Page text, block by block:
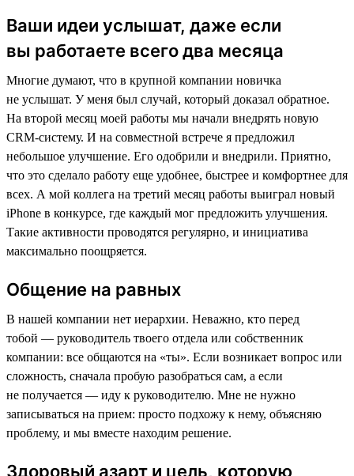
Ваши идеи услышат, даже если
вы работаете всего два месяца
Многие думают, что в крупной компании новичка
не услышат. У меня был случай, который доказал обратное.
На второй месяц моей работы мы начали внедрять новую
CRM-систему. И на совместной встрече я предложил
небольшое улучшение. Его одобрили и внедрили. Приятно,
что это сделало работу еще удобнее, быстрее и комфортнее для
всех. А мой коллега на третий месяц работы выиграл новый
iPhone в конкурсе, где каждый мог предложить улучшения.
Такие активности проводятся регулярно, и инициатива
максимально поощряется.
Общение на равных
В нашей компании нет иерархии. Неважно, кто перед
тобой — руководитель твоего отдела или собственник
компании: все общаются на «ты». Если возникает вопрос или
сложность, сначала пробую разобраться сам, а если
не получается — иду к руководителю. Мне не нужно
записываться на прием: просто подхожу к нему, объясняю
проблему, и мы вместе находим решение.
Здоровый азарт и цель, которую